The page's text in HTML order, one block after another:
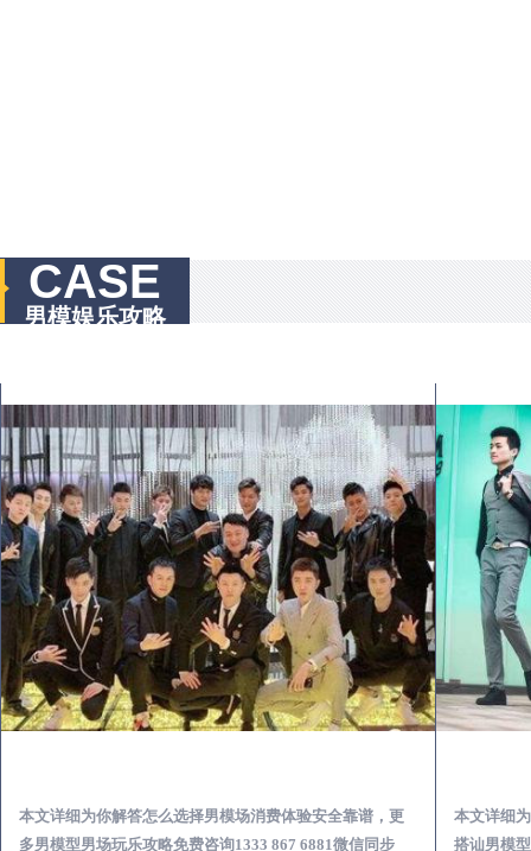
CASE
男模娱乐攻略
本文详细为你解答怎么选择男模场消费体验安全靠谱，更
多男模型男场玩乐攻略免费咨询1333 867 6881微信同步
本文详细
搭讪男模